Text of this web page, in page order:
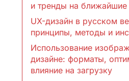
и тренды на ближайшие
UX-дизайн в русском
принципы, методы и
Использование
дизайне: форматы,
влияние на загрузку